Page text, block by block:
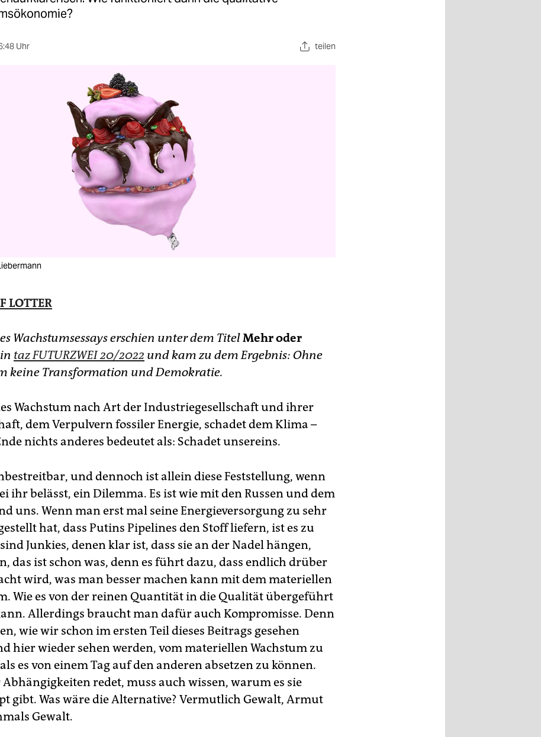
Uhr teilen
LOTTER
Wachstumsessays erschien unter dem TitelMehr oder
in taz FUTURZWEI 20/2022 und kam zu dem Ergebnis: Ohne
keine Transformation und Demokratie.
Wachstum nach Art der Industriegesellschaft und ihrer
dem Verpulvern fossiler Energie, schadet dem Klima –
nichts anderes bedeutet als: Schadet unsereins.
und dennoch ist allein diese Feststellung, wenn
ihr belässt, ein Dilemma. Es ist wie mit den Russen und dem
uns. Wenn man erst mal seine Energieversorgung zu sehr
hat, dass Putins Pipelines den Stoff liefern, ist es zu
Junkies, denen klar ist, dass sie an der Nadel hängen,
das ist schon was, denn es führt dazu, dass endlich drüber
wird, was man besser machen kann mit dem materiellen
Wie es von der reinen Quantität in die Qualität übergeführt
Allerdings braucht man dafür auch Kompromisse. Denn
wie wir schon im ersten Teil dieses Beitrags gesehen
hier wieder sehen werden, vom materiellen Wachstum zu
es von einem Tag auf den anderen absetzen zu können.
Abhängigkeiten redet, muss auch wissen, warum es sie
gibt. Was wäre die Alternative? Vermutlich Gewalt, Armut
Gewalt.